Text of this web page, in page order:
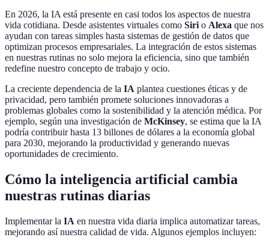
En 2026, la IA está presente en casi todos los aspectos de nuestra
vida cotidiana. Desde asistentes virtuales como Siri o Alexa que nos
ayudan con tareas simples hasta sistemas de gestión de datos que
optimizan procesos empresariales. La integración de estos sistemas
en nuestras rutinas no solo mejora la eficiencia, sino que también
redefine nuestro concepto de trabajo y ocio.
La creciente dependencia de la IA plantea cuestiones éticas y de
privacidad, pero también promete soluciones innovadoras a
problemas globales como la sostenibilidad y la atención médica. Por
ejemplo, según una investigación de McKinsey, se estima que la IA
podría contribuir hasta 13 billones de dólares a la economía global
para 2030, mejorando la productividad y generando nuevas
oportunidades de crecimiento.
Cómo la inteligencia artificial cambia
nuestras rutinas diarias
Implementar la IA en nuestra vida diaria implica automatizar tareas,
mejorando así nuestra calidad de vida. Algunos ejemplos incluyen: